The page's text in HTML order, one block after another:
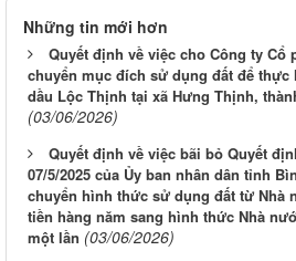
Những tin mới hơn
Quyết định về việc cho Công ty Cổ
chuyển mục đích sử dụng đất để thực
dầu Lộc Thịnh tại xã Hưng Thịnh,
(03/06/2026)
Quyết định về việc bãi bỏ Quyết
07/5/2025 của Ủy ban nhân dân tỉnh
chuyển hình thức sử dụng đất từ Nhà
tiền hàng năm sang hình thức Nhà
một lần (03/06/2026)